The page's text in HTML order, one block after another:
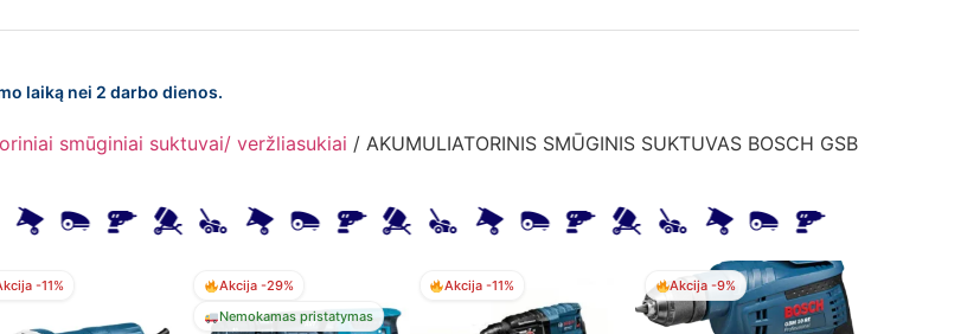
laiką nei 2 darbo dienos.
smūginiai suktuvai/ veržliasukiai / AKUMULIATORINIS SMŪGINIS SUKTUVAS BOSCH GSB
-11%
Akcija -29%
Nemokamas pristatymas
Akcija -11% Akcija -9%